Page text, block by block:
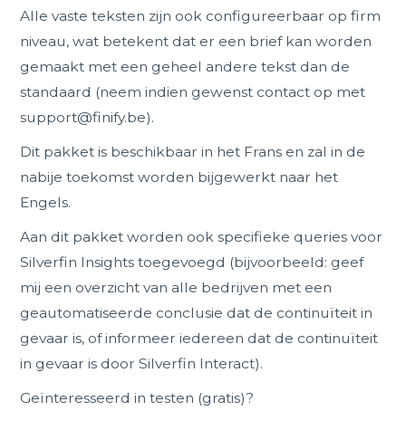
Alle vaste teksten zijn ook configureerbaar op firm
niveau, wat betekent dat er een brief kan worden
gemaakt met een geheel andere tekst dan de
standaard (neem indien gewenst contact op met
support@finify.be).
Dit pakket is beschikbaar in het Frans en zal in de
nabije toekomst worden bijgewerkt naar het
Engels.
Aan dit pakket worden ook specifieke queries voor
Silverfin Insights toegevoegd (bijvoorbeeld: geef
mij een overzicht van alle bedrijven met een
geautomatiseerde conclusie dat de continuïteit in
gevaar is, of informeer iedereen dat de continuïteit
in gevaar is door Silverfin Interact).
Geïnteresseerd in testen (gratis)?